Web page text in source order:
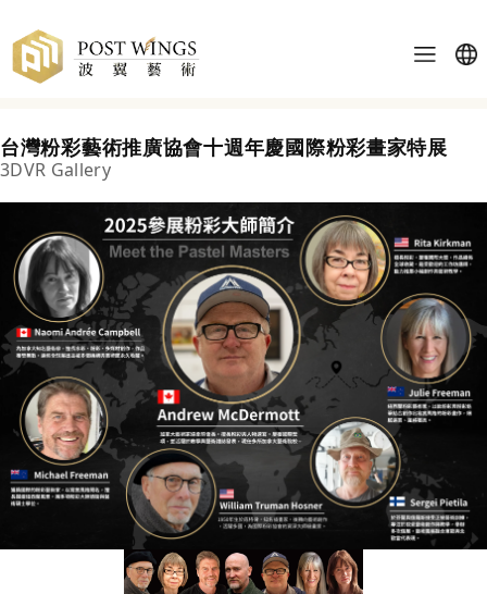
台灣粉彩藝術推廣協會十週年慶國際粉彩畫家特展
3DVR Gallery